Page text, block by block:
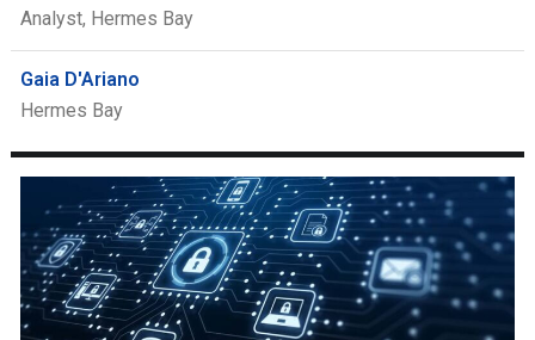
Analyst, Hermes Bay
Gaia D'Ariano
Hermes Bay